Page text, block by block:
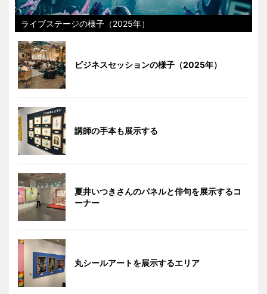
ライブステージの様子（2025年）
ビジネスセッションの様子（2025年）
講師の手本も展示する
夏井いつきさんのパネルと俳句を展示するコ
ーナー
丸シールアートを展示するエリア